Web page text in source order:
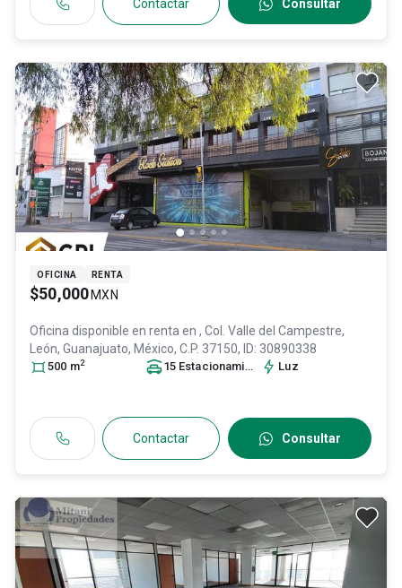
Contactar Consultar
OFICINA RENTA
$50,000 MXN
Oficina disponible en renta en , Col. Valle del Campestre,
León, Guanajuato, México, C.P. 37150, ID: 30890338
500 m2 15 Estacionamiento s Luz
Contactar Consultar